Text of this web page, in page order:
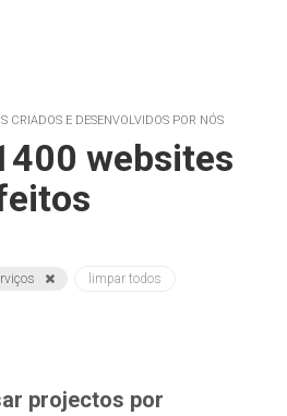
CRIADOS E DESENVOLVIDOS POR NÓS
websites
limpar todos
projectos por